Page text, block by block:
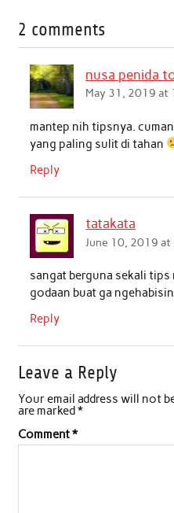
e
o
o
k
t
t
A
p
d
n
2 comments
nusa penida
May 31, 2019 at
mantep nih tipsnya.
yang paling sulit di tahan
Reply
tatakata
June 10, 2019 at
sangat berguna sekali tips
godaan buat ga
Reply
Leave a Reply
Your email address will not
are marked*
Comment*